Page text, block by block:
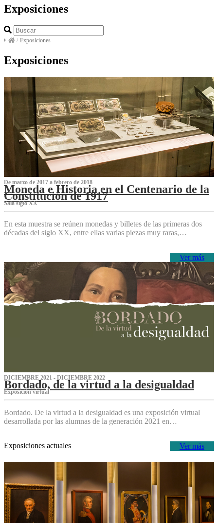
Exposiciones
/ Exposiciones
Exposiciones
De marzo de 2017 a febrero de 2018
Moneda e Historia en el Centenario de la
Constitución de 1917
Sala siglo XX
En esta muestra se reúnen monedas y billetes de las primeras dos
décadas del siglo XX, entre ellas varias piezas muy raras,…
Ver más
DICIEMBRE 2021 - DICIEMBRE 2022
Bordado, de la virtud a la desigualdad
Exposición virtual‌
Bordado. De la virtud a la desigualdad es una exposición virtual
desarrollada por las alumnas de la generación 2021 en…
Ver más
Exposiciones actuales